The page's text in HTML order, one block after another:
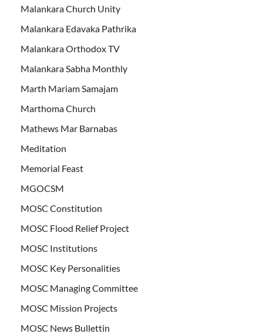
Malankara Church Unity
Malankara Edavaka Pathrika
Malankara Orthodox TV
Malankara Sabha Monthly
Marth Mariam Samajam
Marthoma Church
Mathews Mar Barnabas
Meditation
Memorial Feast
MGOCSM
MOSC Constitution
MOSC Flood Relief Project
MOSC Institutions
MOSC Key Personalities
MOSC Managing Committee
MOSC Mission Projects
MOSC News Bullettin